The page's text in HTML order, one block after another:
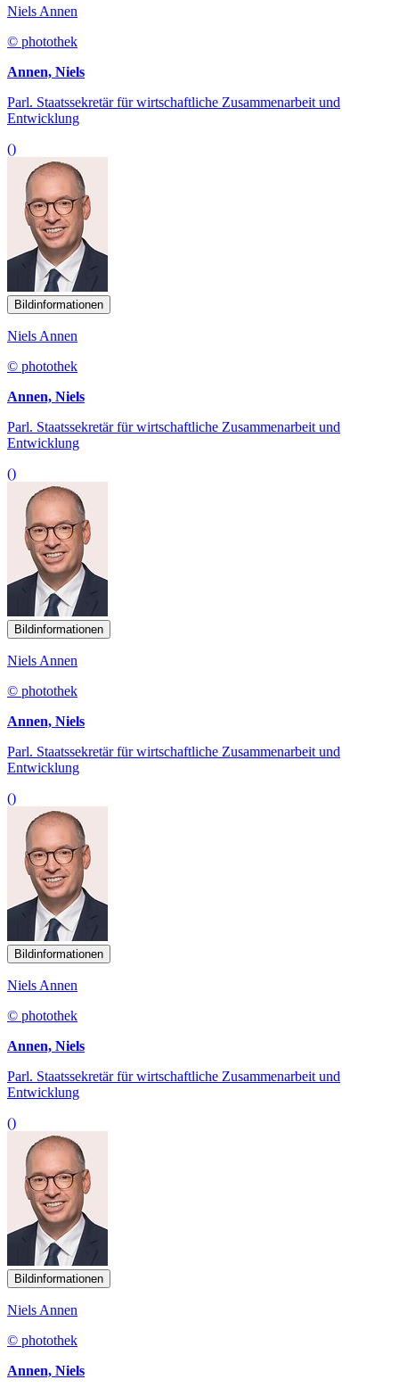
Niels Annen
© photothek
Annen, Niels
Parl. Staatssekretär für wirtschaftliche Zusammenarbeit und
Entwicklung
()
Bildinformationen
Niels Annen
© photothek
Annen, Niels
Parl. Staatssekretär für wirtschaftliche Zusammenarbeit und
Entwicklung
()
Bildinformationen
Niels Annen
© photothek
Annen, Niels
Parl. Staatssekretär für wirtschaftliche Zusammenarbeit und
Entwicklung
()
Bildinformationen
Niels Annen
© photothek
Annen, Niels
Parl. Staatssekretär für wirtschaftliche Zusammenarbeit und
Entwicklung
()
Bildinformationen
Niels Annen
© photothek
Annen, Niels